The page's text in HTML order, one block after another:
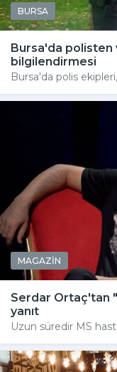
BURSA
Bursa'da polisten
bilgilendirmesi
Bursa'da polis ekipleri,
MAGAZİN
Serdar Ortaç'tan
yanıt
Uzun süredir MS